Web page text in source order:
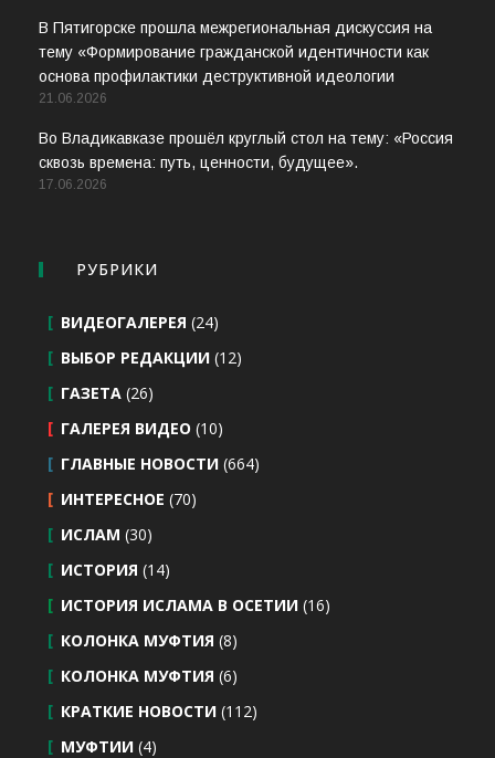
В Пятигорске прошла межрегиональная дискуссия на
тему «Формирование гражданской идентичности как
основа профилактики деструктивной идеологии
21.06.2026
Во Владикавказе прошёл круглый стол на тему: «Россия
сквозь времена: путь, ценности, будущее».
17.06.2026
РУБРИКИ
ВИДЕОГАЛЕРЕЯ (24)
ВЫБОР РЕДАКЦИИ (12)
ГАЗЕТА (26)
ГАЛЕРЕЯ ВИДЕО (10)
ГЛАВНЫЕ НОВОСТИ (664)
ИНТЕРЕСНОЕ (70)
ИСЛАМ (30)
ИСТОРИЯ (14)
ИСТОРИЯ ИСЛАМА В ОСЕТИИ (16)
КОЛОНКА МУФТИЯ (8)
КОЛОНКА МУФТИЯ (6)
КРАТКИЕ НОВОСТИ (112)
МУФТИИ (4)